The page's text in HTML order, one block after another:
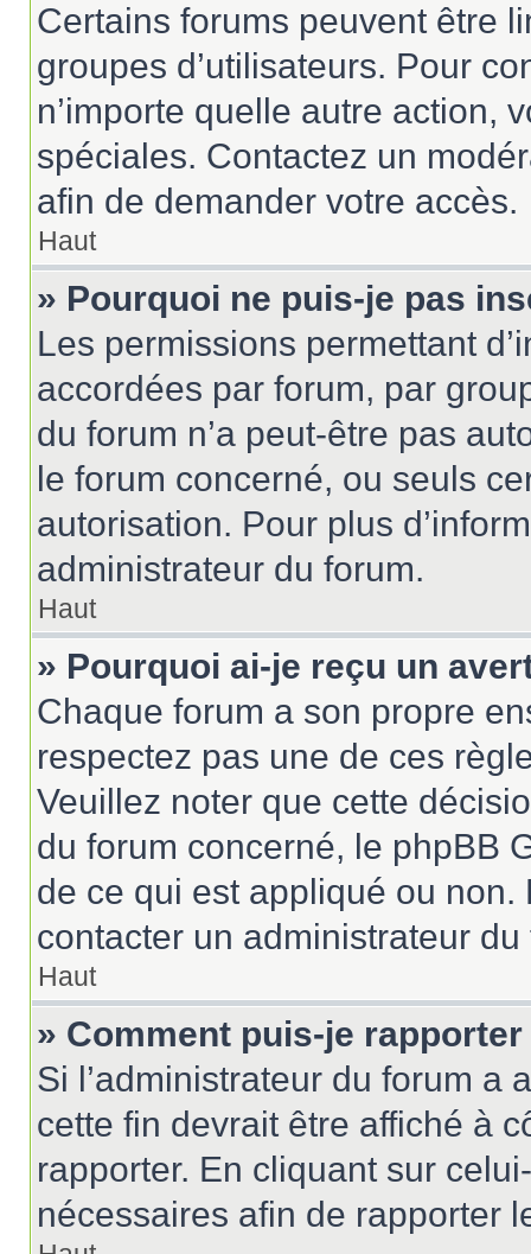
Certains forums peuvent être
groupes d’utilisateurs. Pour
n’importe quelle autre action,
spéciales. Contactez un
afin de demander votre accès.
Haut
» Pourquoi ne puis-je pas
Les permissions permettant
accordées par forum, par
du forum n’a peut-être pas
le forum concerné, ou seuls
autorisation. Pour plus
administrateur du forum.
Haut
» Pourquoi ai-je reçu un
Chaque forum a son propre
respectez pas une de ces
Veuillez noter que cette
du forum concerné, le phpBB
de ce qui est appliqué ou non.
contacter un administrateur du
Haut
» Comment puis-je
Si l’administrateur du forum a
cette fin devrait être affiché à
rapporter. En cliquant sur
nécessaires afin de rapporter